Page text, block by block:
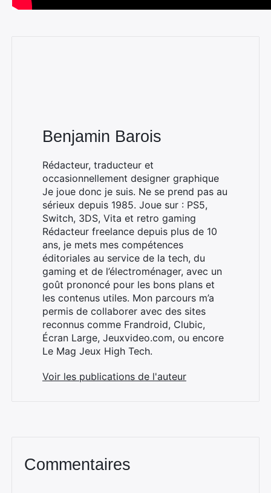
Benjamin Barois
Rédacteur, traducteur et
occasionnellement designer graphique
Je joue donc je suis. Ne se prend pas au
sérieux depuis 1985. Joue sur : PS5,
Switch, 3DS, Vita et retro gaming
Rédacteur freelance depuis plus de 10
ans, je mets mes compétences
éditoriales au service de la tech, du
gaming et de l’électroménager, avec un
goût prononcé pour les bons plans et
les contenus utiles. Mon parcours m’a
permis de collaborer avec des sites
reconnus comme Frandroid, Clubic,
Écran Large, Jeuxvideo.com, ou encore
Le Mag Jeux High Tech.
Voir les publications de l'auteur
Commentaires